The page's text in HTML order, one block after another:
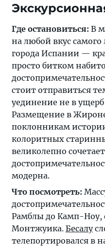
Где остановиться: В
на любой вкус
города Испании —
просто битком
стоит отправиться
уединение не в
Размещение в
поклонникам
колоритных
великолепно
модерна.
Что посмотреть:
Рамблы до Камп-Ноу,
Монтжуика. Бесалу
телепортировался в